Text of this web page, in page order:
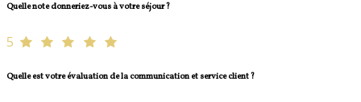
Quelle note donneriez-vous à votre séjour ?
5
Quelle est votre évaluation de la communication et service client ?